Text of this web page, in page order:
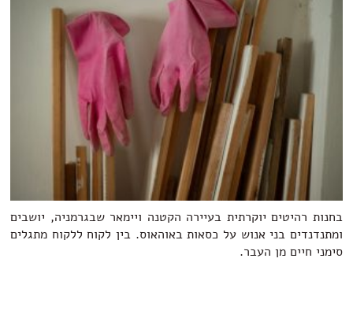
בחנות רהיטים יוקרתית בעיירה הקטנה ויימאר שבגרמניה, יושבים
ומתנדנדים בני אנוש על כסאות באוהאוס. בין לקוח ללקוח מתגלים
סימני חיים מן העבר.